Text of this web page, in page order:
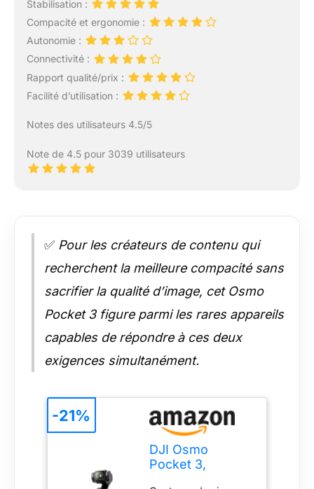
Stabilisation :
Compacité et ergonomie :
Autonomie :
Connectivité :
Rapport qualité/prix :
Facilité d’utilisation :
Notes des utilisateurs 4.5/5
Note de 4.5 pour 3039 utilisateurs
✅ Pour les créateurs de contenu qui
recherchent la meilleure compacité sans
sacrifier la qualité d’image, cet Osmo
Pocket 3 figure parmi les rares appareils
capables de répondre à ces deux
exigences simultanément.
DJI Osmo
Pocket 3,
-21%